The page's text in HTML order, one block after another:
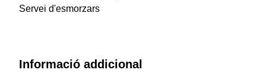
Servei d'esmorzars
Informació addicional